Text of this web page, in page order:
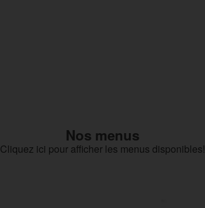
Nos menus
Cliquez ici pour afficher les menus disponibles!